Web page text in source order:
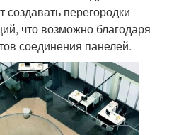
создавать перегородки
что возможно благодаря
соединения панелей.